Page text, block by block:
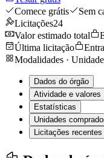
Comece grátis
Sem
Licitações24
Valor estimado total
Última licitação
Modalidades ·
Dados do órgão
Atividade e valores
Estatísticas
Unidades
Licitações recentes